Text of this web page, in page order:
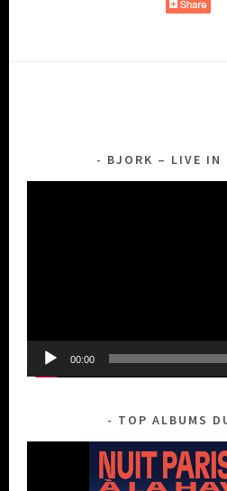
BJORK – LIVE IN
00:00
TOP ALBUMS